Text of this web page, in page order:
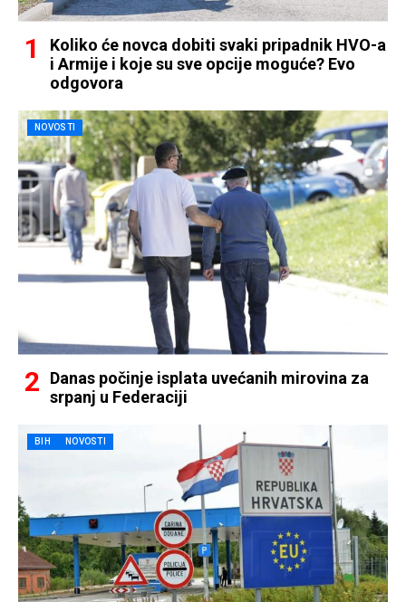
Koliko će novca dobiti svaki pripadnik HVO-a
i Armije i koje su sve opcije moguće? Evo
odgovora
NOVOSTI
Danas počinje isplata uvećanih mirovina za
srpanj u Federaciji
BIH NOVOSTI